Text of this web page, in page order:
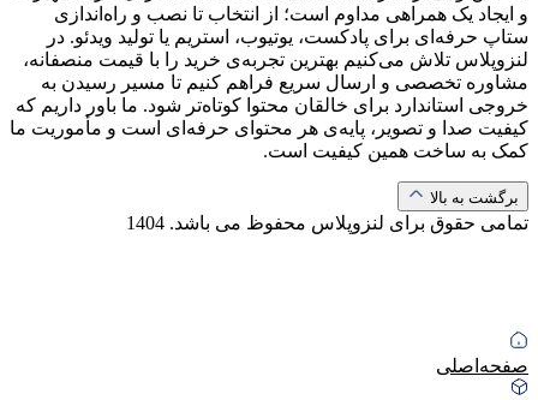
و ایجاد یک همراهی مداوم است؛ از انتخاب تا نصب و راه‌اندازی
ستاپ حرفه‌ای برای پادکست، یوتیوب، استریم یا تولید ویدئو. در
لنزوپلاس تلاش می‌کنیم بهترین تجربه‌ی خرید را با قیمت منصفانه،
مشاوره تخصصی و ارسال سریع فراهم کنیم تا مسیر رسیدن به
خروجی استاندارد برای خالقان محتوا کوتاه‌تر شود. ما باور داریم که
کیفیت صدا و تصویر، پایه‌ی هر محتوای حرفه‌ای است و مأموریت ما
کمک به ساخت همین کیفیت است.
برگشت به بالا
تمامی حقوق برای لنزوپلاس محفوظ می باشد. 1404
صفحه‌اصلی